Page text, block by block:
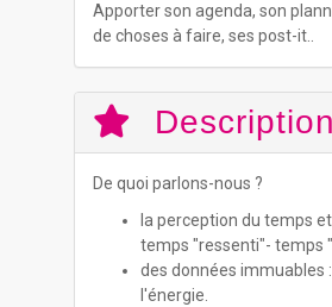
Apporter son agenda, son
de choses à faire, ses post-it..
Description
De quoi parlons-nous ?
la perception du temps
temps "ressenti"- temps
des données immuables
l'énergie.